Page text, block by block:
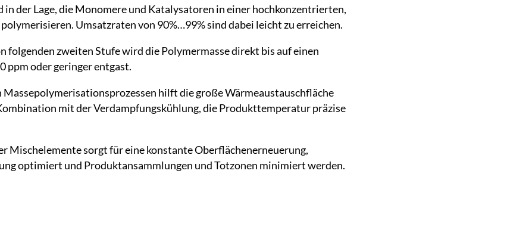
in der Lage, die Monomere und Katalysatoren in einer hochkonzentrierten,
Umsatzraten von 90%…99% sind dabei leicht zu erreichen.
folgenden zweiten Stufe wird die Polymermasse direkt bis auf einen
ppm oder geringer entgast.
Massepolymerisationsprozessen hilft die große Wärmeaustauschfläche
mit der Verdampfungskühlung, die Produkttemperatur präzise
Mischelemente sorgt für eine konstante Oberflächenerneuerung,
optimiert und Produktansammlungen und Totzonen minimiert werden.